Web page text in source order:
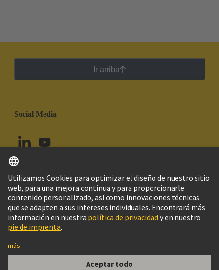
Ir arriba
Social Media
Perú Español
© Grupo Tecnológico HARTING
Imprint
Aviso Legal WebInformación al cliente